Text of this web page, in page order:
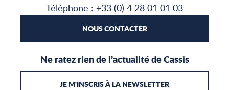
Téléphone : +33 (0) 4 28 01 01 03
NOUS CONTACTER
Ne ratez rien de l’actualité de Cassis
JE M'INSCRIS À LA NEWSLETTER